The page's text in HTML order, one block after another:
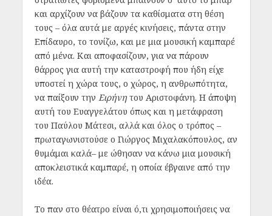
και αρχίζουν να βάζουν τα καθίσματα στη θέση
τους – όλα αυτά με αργές κινήσεις, πάντα στην
Επίδαυρο, το τονίζω, και με μια μουσική καμπαρέ
από μένα. Και αποφασίζουν, για να πάρουν
θάρρος για αυτή την καταστροφή που ήδη είχε
υποστεί η χώρα τους, ο χώρος, η ανθρωπότητα,
να παίξουν την Ειρήνητου Αριστοφάνη. Η άποψη
αυτή του Ευαγγελάτου όπως και η μετάφραση
του Παύλου Μάτεσι, αλλά και όλος ο τρόπος –
πρωταγωνιστούσε ο Γιώργος Μιχαλακόπουλος, αν
θυμάμαι καλά– με ώθησαν να κάνω μια μουσική
αποκλειστικά καμπαρέ, η οποία έβγαινε από την
ιδέα.
Το παν στο θέατρο είναι ό,τι χρησιμοποιήσεις να